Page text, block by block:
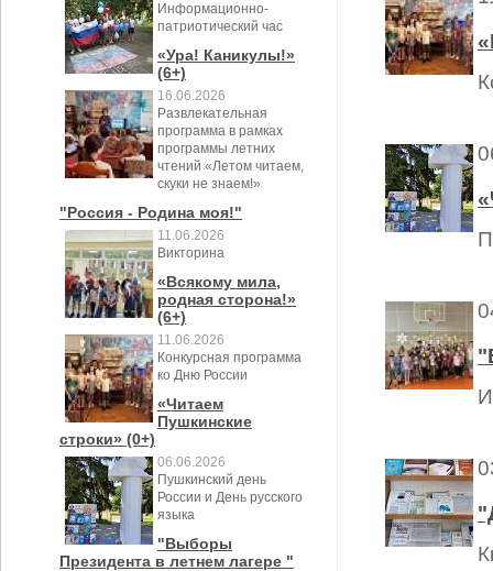
Информационно-
патриотический час
«Ура! Каникулы!»
(6+)
16.06.2026
Развлекательная
программа в рамках
программы летних
чтений «Летом читаем,
скуки не знаем!»
"Россия - Родина моя!"
11.06.2026
Викторина
«Всякому мила,
родная сторона!»
(6+)
11.06.2026
Конкурсная программа
ко Дню России
«Читаем
Пушкинские
строки» (0+)
06.06.2026
Пушкинский день
России и День русского
языка
"Выборы
Президента в летнем лагере "